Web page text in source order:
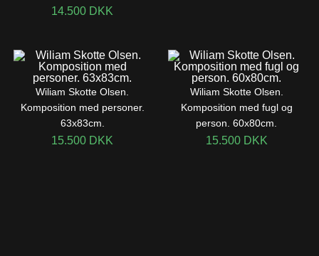
14.500 DKK
Wiliam Skotte Olsen.
Komposition med personer.
63x83cm.
15.500 DKK
Wiliam Skotte Olsen.
Komposition med fugl og
person. 60x80cm.
15.500 DKK